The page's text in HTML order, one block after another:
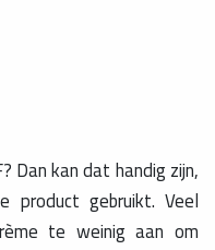
Dan kan dat handig zijn,
gebruikt. Veel
te weinig aan om